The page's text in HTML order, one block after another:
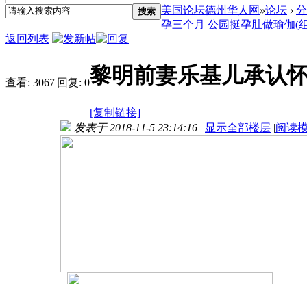
搜索 美国论坛德州华人网 »论坛 ›
孕三个月 公园挺孕肚做瑜伽(
返回列表
查看: 3067|回复: 0黎明前妻乐基儿承认
[复制链接]
发表于 2018-11-5 23:14:16 | 显示全部楼层 |阅读